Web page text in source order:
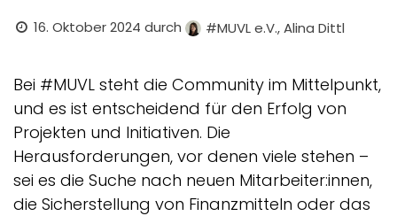
16. Oktober 2024 durch #MUVL e.V., Alina Dittl
Bei #MUVL steht die Community im Mittelpunkt,
und es ist entscheidend für den Erfolg von
Projekten und Initiativen. Die
Herausforderungen, vor denen viele stehen –
sei es die Suche nach neuen Mitarbeiter:innen,
die Sicherstellung von Finanzmitteln oder das